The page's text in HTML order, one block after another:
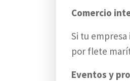
Comercio
Si tu
por flete
Eventos y